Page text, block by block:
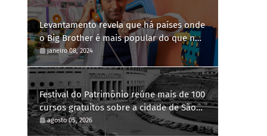
Levantamento revela que há países onde
o Big Brother é mais popular do que no
Brasil
janeiro 08, 2024
Festival do Patrimônio reúne mais de 100
cursos gratuitos sobre a cidade de São
Paulo
agosto 05, 2026